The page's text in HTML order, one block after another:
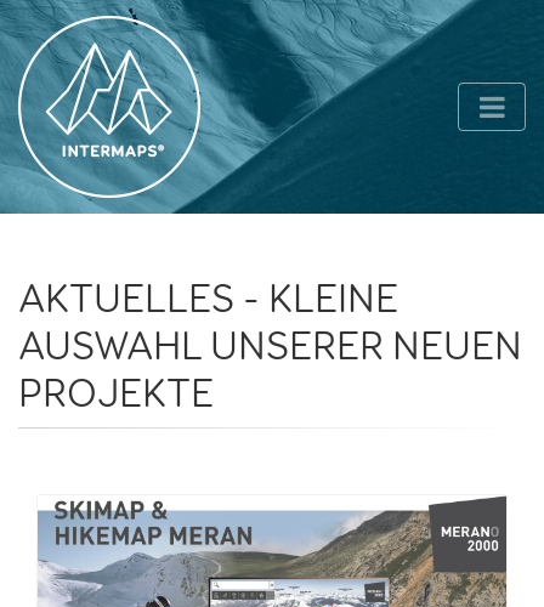
AKTUELLES - KLEINE
AUSWAHL UNSERER NEUEN
PROJEKTE